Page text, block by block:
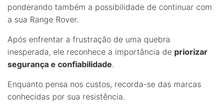
ponderando também a possibilidade de continuar com
a sua Range Rover.
Após enfrentar a frustração de uma quebra
inesperada, ele reconhece a importância de priorizar
segurança e confiabilidade.
Enquanto pensa nos custos, recorda-se das marcas
conhecidas por sua resistência.